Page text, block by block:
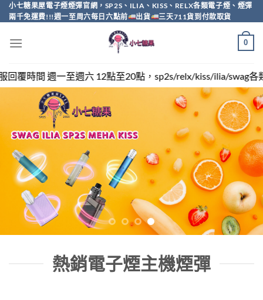
Skip
to
小七糖果屋電子煙煙彈官網，SP2S、ILIA、KISS、RELX各類電子煙、煙彈
兩千免運費!!!週一至周六每日六點前
出貨 三天711貨到付款取貨
0
至20點，sp2s/relx/kiss/ilia/swag各類電子煙煙彈買越多越便
熱銷電子煙主機煙彈